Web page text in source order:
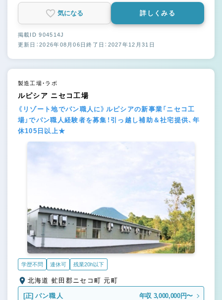
気になる 詳しくみる
掲載ID 904514J
更新日：2026年08月06日終了日：2027年12月31日
製造工場・ラボ
ルピシア ニセコ工場
《リゾート地でパン職人に》ルピシアの新事業「ニセコ工
場」でパン職人経験者を募集！引っ越し補助＆社宅提供、年
休105日以上★
学歴不問 連休可 残業20h以下
北海道 虻田郡ニセコ町 元町
[正] パン職人 年収 3,000,000円〜